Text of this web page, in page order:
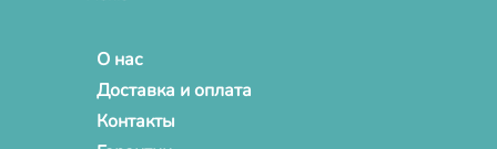
О нас
Доставка и оплата
Контакты